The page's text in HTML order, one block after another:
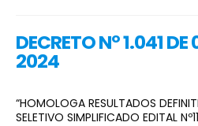
DECRETO Nº 1.041 DE
2024
“HOMOLOGA RESULTADOS
SELETIVO SIMPLIFICADO EDITAL